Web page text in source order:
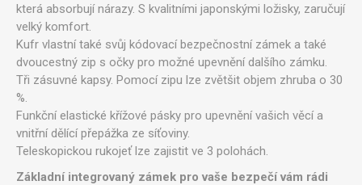
která absorbují nárazy. S kvalitními japonskými ložisky, zaručují
velký komfort.
Kufr vlastní také svůj kódovací bezpečnostní zámek a také
dvoucestný zip s očky pro možné upevnění dalšího zámku.
Tři zásuvné kapsy. Pomocí zipu lze zvětšit objem zhruba o 30
%.
Funkční elastické křížové pásky pro upevnění vašich věcí a
vnitřní dělící přepážka ze síťoviny.
Teleskopickou rukojeť lze zajistit ve 3 polohách.
Základní integrovaný zámek pro vaše bezpečí vám rádi